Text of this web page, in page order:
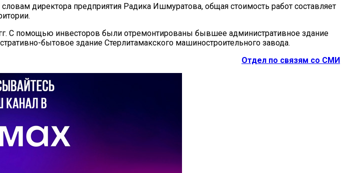
директора предприятия Радика Ишмуратова, общая стоимость работ составляет
С помощью инвесторов были отремонтированы бывшее административное здание
бытовое здание Стерлитамакского машиностроительного завода.
Отдел по связям со СМИ